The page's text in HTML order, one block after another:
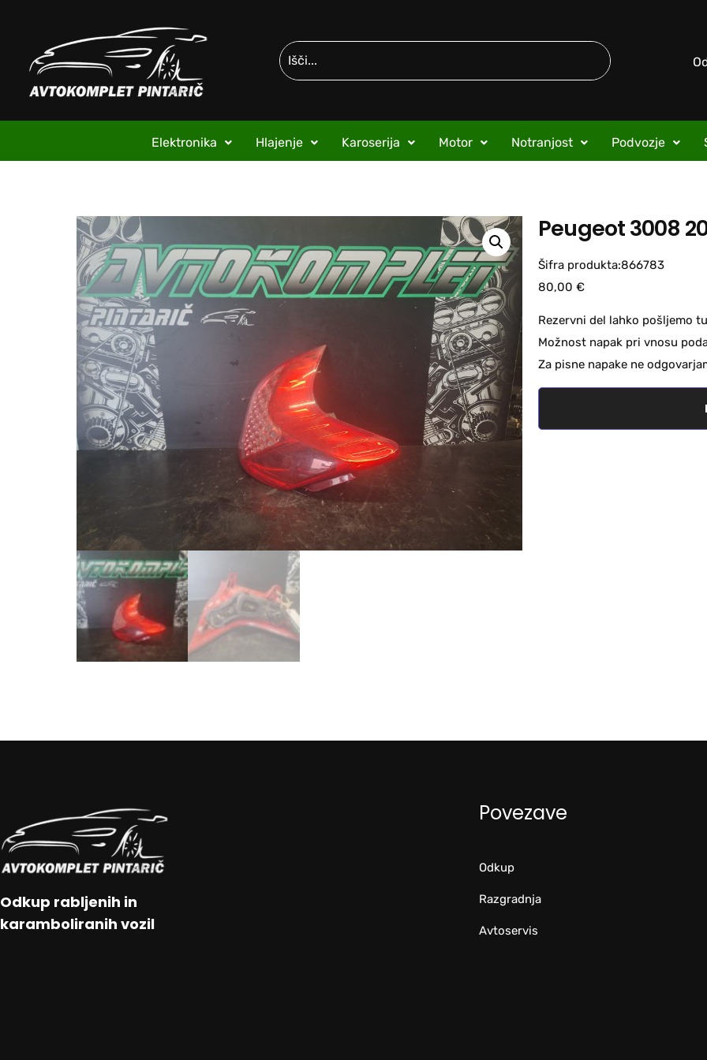
Elektronika Hlajenje Karoserija Motor Notranjost Podvozje
Peugeot 3008
Šifra produkta:866783
80,00 €
Rezervni del lahko pošljemo
Možnost napak pri vnosu
Za pisne napake ne
Odkup rabljenih in
karamboliranih vozil
Povezave
Odkup
Razgradnja
Avtoservis